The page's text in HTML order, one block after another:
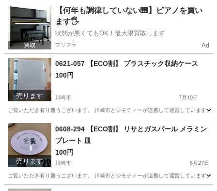
神奈川 その他 リユース
【何年も調律していない🎹】ピアノを買い
ます🖐️
状態が悪くてもOK！最大限買取します
プリフラ Ad
売ります
0621-057 【ECO割】 プラスチック収納ケース
100円
川崎市 7月10日
ご覧いただき有り難うございます。 川崎市とジモティーが連携して運営していま
神奈川 川崎市 リユース
売ります
0608-294 【ECO割】 リサとガスパール メラミン
プレート 皿
100円
川崎市 6月27日
ご覧いただき有り難うございます。 川崎市とジモティーが連携して運営していま